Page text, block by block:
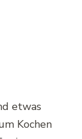
etwas
Kochen